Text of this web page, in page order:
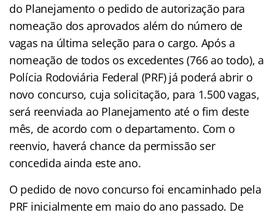
do Planejamento o pedido de autorização para
nomeação dos aprovados além do número de
vagas na última seleção para o cargo. Após a
nomeação de todos os excedentes (766 ao todo), a
Polícia Rodoviária Federal (PRF) já poderá abrir o
novo concurso, cuja solicitação, para 1.500 vagas,
será reenviada ao Planejamento até o fim deste
mês, de acordo com o departamento. Com o
reenvio, haverá chance da permissão ser
concedida ainda este ano.
O pedido de novo concurso foi encaminhado pela
PRF inicialmente em maio do ano passado. De